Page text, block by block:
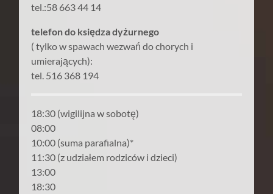
tel.:58 663 44 14
telefon do księdza dyżurnego
( tylko w spawach wezwań do chorych i
umierających):
tel. 516 368 194
18:30 (wigilijna w sobotę)
08:00
10:00 (suma parafialna)*
11:30 (z udziałem rodziców i dzieci)
13:00
18:30